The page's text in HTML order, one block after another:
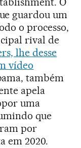
guardou um
o processo,
rival de
lhe desse
vídeo
também
apela
uma
que
por
em 2020.